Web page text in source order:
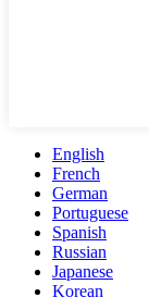
English
French
German
Portuguese
Spanish
Russian
Japanese
Korean